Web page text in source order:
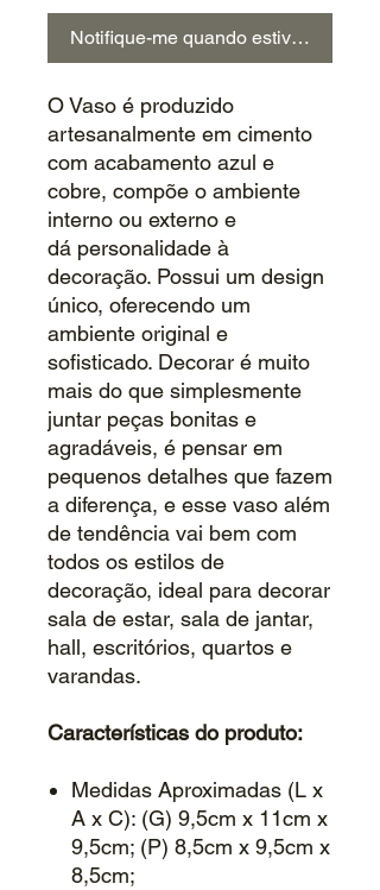
Notifique-me quando estiver
O Vaso é produzido
artesanalmente em cimento
com acabamento azul e
cobre, compõe o ambiente
interno ou externo e
dá personalidade à
decoração. Possui um design
único, oferecendo um
ambiente original e
sofisticado. Decorar é muito
mais do que simplesmente
juntar peças bonitas e
agradáveis, é pensar em
pequenos detalhes que fazem
a diferença, e esse vaso além
de tendência vai bem com
todos os estilos de
decoração, ideal para decorar
sala de estar, sala de jantar,
hall, escritórios, quartos e
varandas.
Características do produto:
Medidas Aproximadas (L x
A x C): (G) 9,5cm x 11cm x
9,5cm; (P) 8,5cm x 9,5cm x
8,5cm;